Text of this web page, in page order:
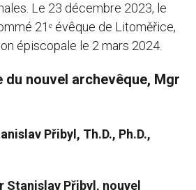
Le 23 décembre 2023, le
21ᵉ évêque de Litoměřice,
épiscopale le 2 mars 2024.
du nouvel archevêque, Mgr
Přibyl, Th.D., Ph.D.,
Stanislav Přibyl, nouvel